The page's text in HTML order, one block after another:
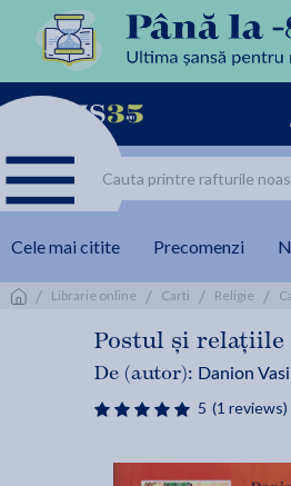
Cele mai citite Precomenzi
/ Librarie online / Carti / Religie /
Postul și relațiile
De (autor): Danion
5 (1 reviews)